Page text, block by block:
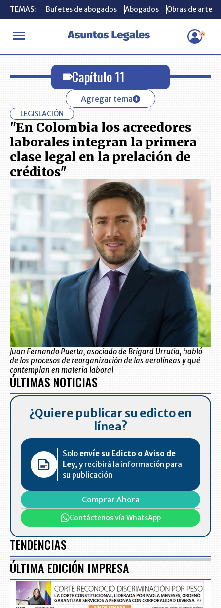
TEMAS: Bufetes de abogados Abogados Obras de arte
INICIO Capítulo 11
TEMAS: Bufetes de abogados Abogados Obras de arte
Capítulo 11
Agregar tema
LEGISLACIÓN
"En Colombia los acreedores
laborales integran la primera
clase legal en la prelación de
créditos"
Juan Fernando Puerta, asociado de Brigard Urrutia, habló
de los procesos de reorganización de las aerolíneas y qué
contemplan en materia laboral
ÚLTIMAS NOTICIAS
¿Quiere publicar su edicto en
línea?
Solo envíe su Edicto o Aviso de
Ley,y recibirá la información para
su publicación
Comprar Ahora
Contáctenos vía WhatsApp
TENDENCIAS
ÚLTIMA EDICIÓN IMPRESA